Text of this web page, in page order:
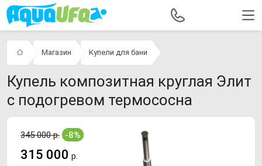
Магазин Купели для бани
Купель композитная круглая Элит
с подогревом термососна
345 000 р. -8%
315 000 р.